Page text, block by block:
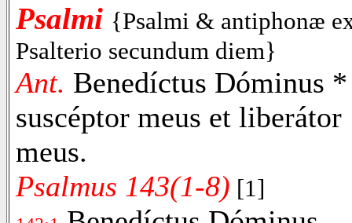
Psalmi {Psalmi & antiphonæ
Psalterio secundum diem}
Ant. Benedíctus Dóminus *
suscéptor meus et liberátor
meus.
Psalmus 143(1-8) [1]